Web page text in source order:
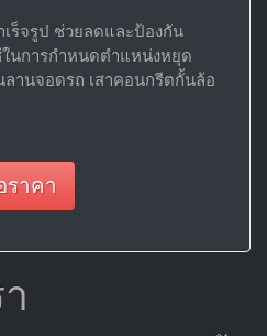
ร็จรูป ช่วยลดและป้องกัน
นการกำหนดตำแหน่งหยุด
านจอดรถ เสาคอนกรีตกั้นล้อ
ราคา